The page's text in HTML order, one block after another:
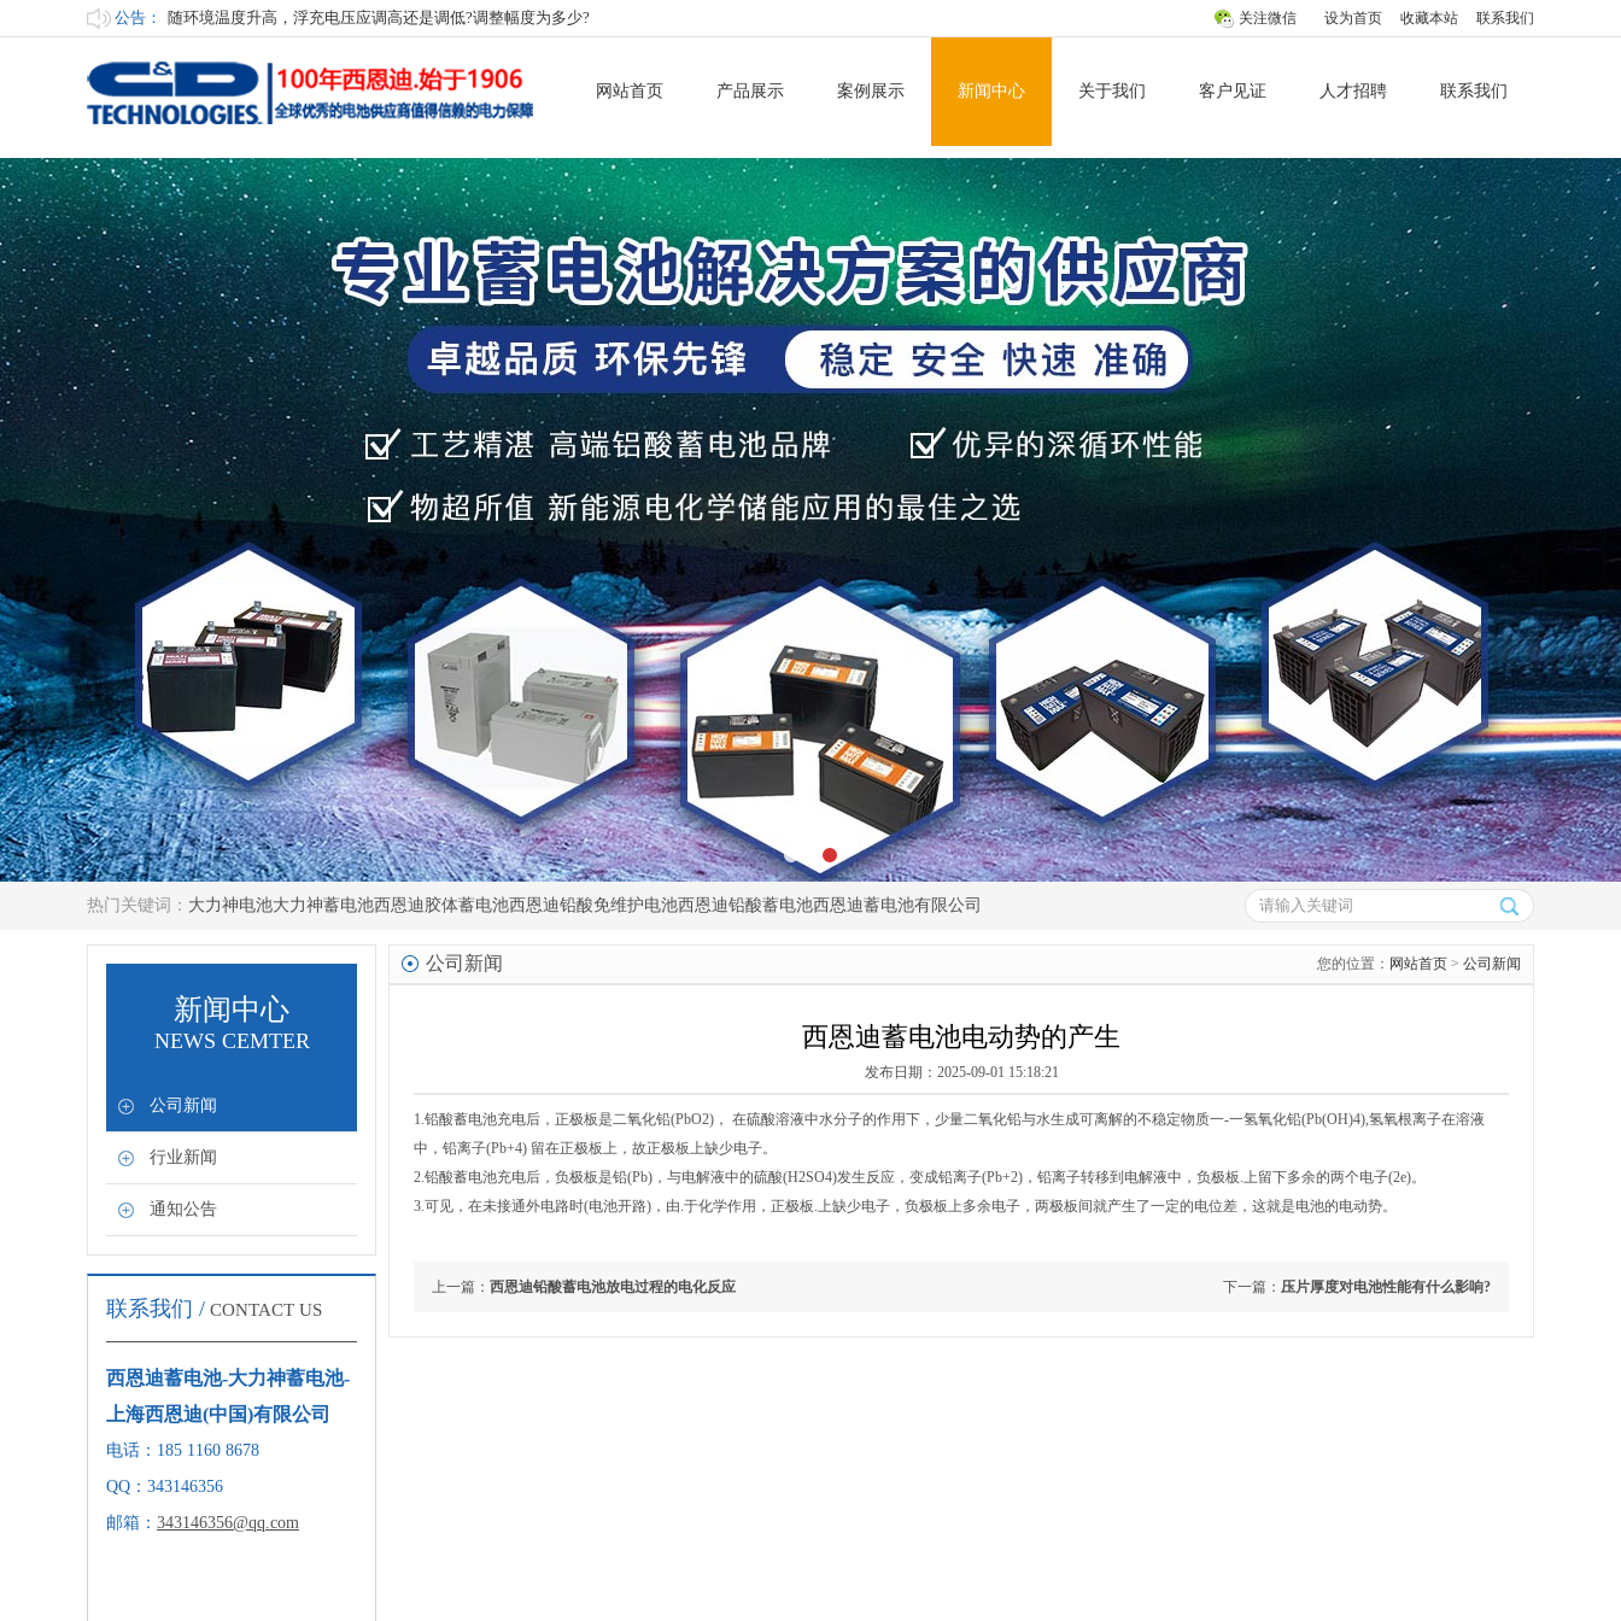
公告： 随环境温度升高，浮充电压应调高还是调低?调整幅度为多少?
蓄电池启动瞬间输出大电流测试
何为胶体铅酸电池?
为了保证电池长寿命，电池室应具备哪些条件?
关注微信 设为首页 收藏本站 联系我们
网站首页 产品展示 案例展示 新闻中心 关于我们 客户见证 人才招聘 联系我们
热门关键词： 大力神电池大力神蓄电池西恩迪胶体蓄电池西恩迪铅酸免维护电池西恩迪铅酸蓄电池西恩迪蓄电池有限公司
新闻中心
NEWS CEMTER
公司新闻
行业新闻
通知公告
联系我们 / CONTACT US
西恩迪蓄电池-大力神蓄电池-
上海西恩迪(中国)有限公司
电话：185 1160 8678
QQ：343146356
邮箱： 343146356@qq.com
您的位置： 网站首页 > 公司新闻
公司新闻
西恩迪蓄电池电动势的产生
发布日期：2025-09-01 15:18:21
1.铅酸蓄电池充电后，正极板是二氧化铅(PbO2)， 在硫酸溶液中水分子的作用下，少量二氧化铅与水生成可离解的不稳定物质一-一氢氧化铅(Pb(OH)4),氢氧根离子在溶液
中，铅离子(Pb+4) 留在正极板上，故正极板上缺少电子。
2.铅酸蓄电池充电后，负极板是铅(Pb)，与电解液中的硫酸(H2SO4)发生反应，变成铅离子(Pb+2)，铅离子转移到电解液中，负极板.上留下多余的两个电子(2e)。
3.可见，在未接通外电路时(电池开路)，由.于化学作用，正极板.上缺少电子，负极板上多余电子，两极板间就产生了一定的电位差，这就是电池的电动势。
上一篇： 西恩迪铅酸蓄电池放电过程的电化反应 下一篇： 压片厚度对电池性能有什么影响?